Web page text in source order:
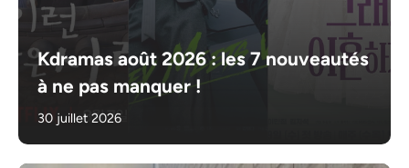
Kdramas août 2026 : les 7 nouveautés
à ne pas manquer !
30 juillet 2026